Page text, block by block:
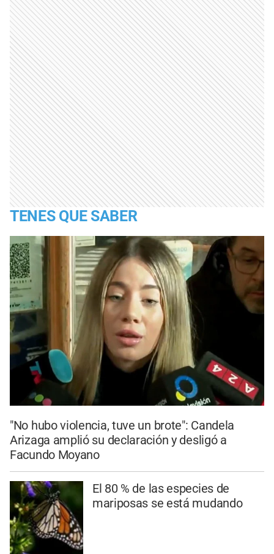
TENES QUE SABER
"No hubo violencia, tuve un brote": Candela
Arizaga amplió su declaración y desligó a
Facundo Moyano
El 80 % de las especies de
mariposas se está mudando